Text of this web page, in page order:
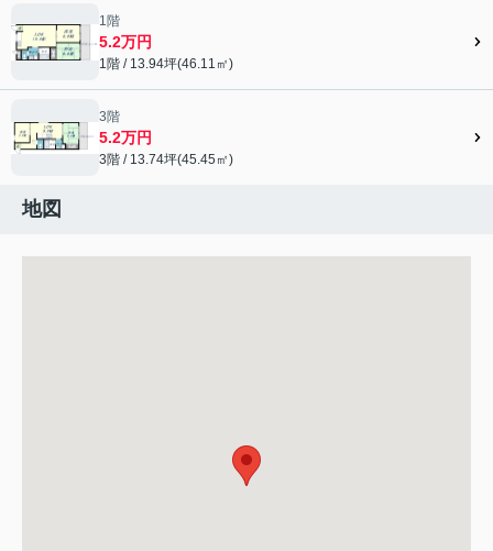
1階
5.2万円
1階 / 13.94坪(46.11㎡)
3階
5.2万円
3階 / 13.74坪(45.45㎡)
地図